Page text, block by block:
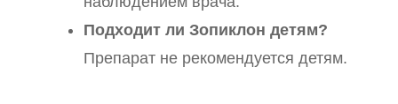
Подходит ли Зопиклон детям?
Препарат не рекомендуется детям.